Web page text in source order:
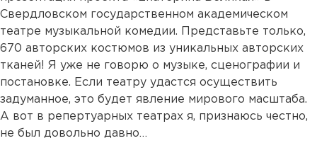
Свердловском государственном академическом
театре музыкальной комедии. Представьте только,
670 авторских костюмов из уникальных авторских
тканей! Я уже не говорю о музыке, сценографии и
постановке. Если театру удастся осуществить
задуманное, это будет явление мирового масштаба.
А вот в репертуарных театрах я, признаюсь честно,
не был довольно давно…